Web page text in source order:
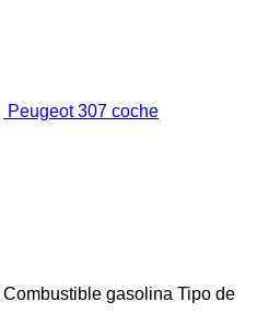
Peugeot 307 coche
Combustible gasolina Tipo de